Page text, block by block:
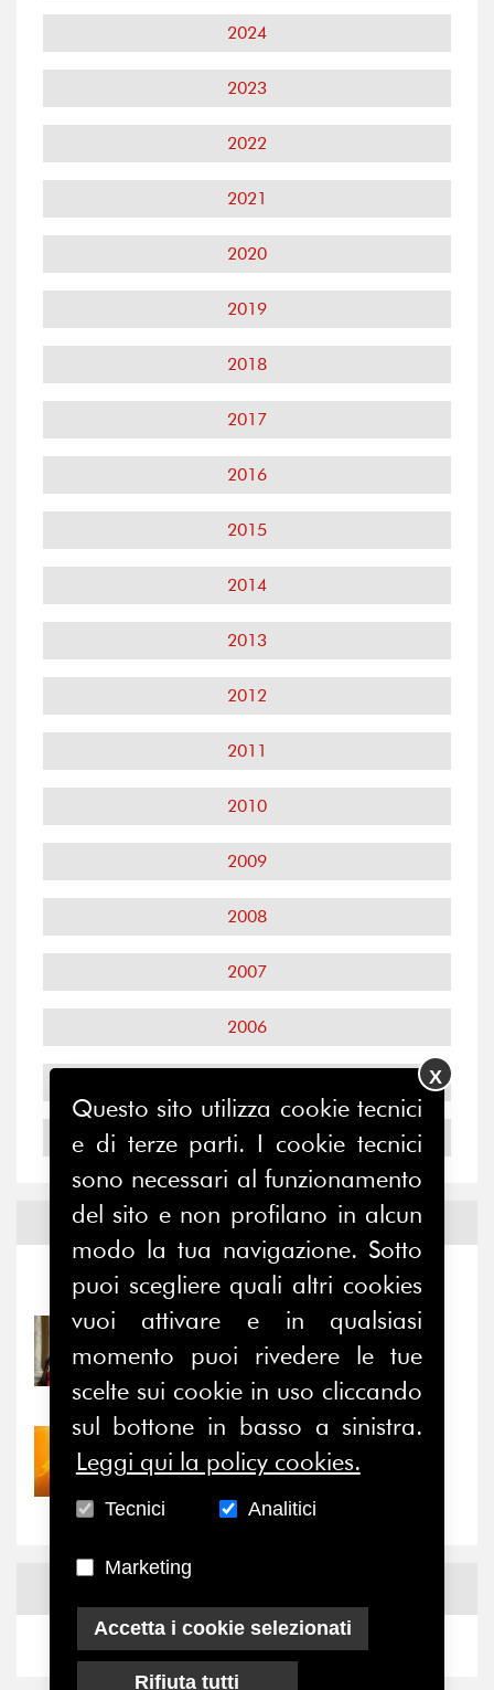
2024
2023
2022
2021
2020
2019
2018
2017
2016
2015
2014
2013
2012
2011
2010
2009
2008
2007
2006
2004
Notizie edEventi
Notizie-Eventi
Prima della pausa estiva,
il valore di...
30/07/2026
Nove anni dopo la
“grande cecità”: la...
Questo sito utilizza cookie tecnici
e di terze parti. I cookie tecnici
sono necessari al funzionamento
del sito e non profilano in alcun
modo la tua navigazione. Sotto
puoi scegliere quali altri cookies
vuoi attivare e in qualsiasi
momento puoi rivedere le tue
scelte sui cookie in uso cliccando
sul bottone in basso a sinistra.
Leggi qui la policy cookies.
Tecnici Analitici
Marketing
Accetta i cookie selezionati
Rifiuta tutti
X